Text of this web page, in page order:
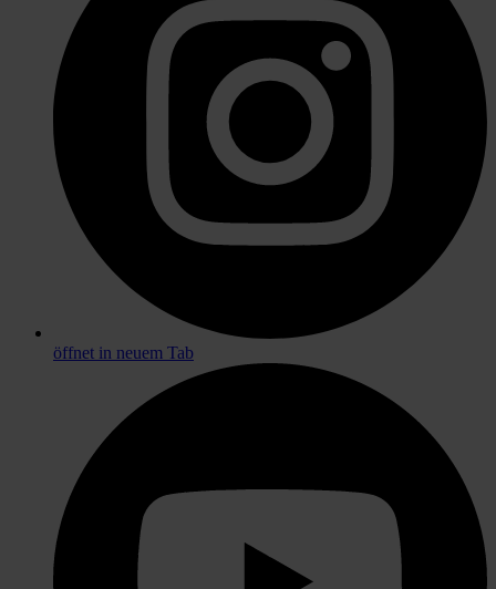
öffnet in neuem Tab